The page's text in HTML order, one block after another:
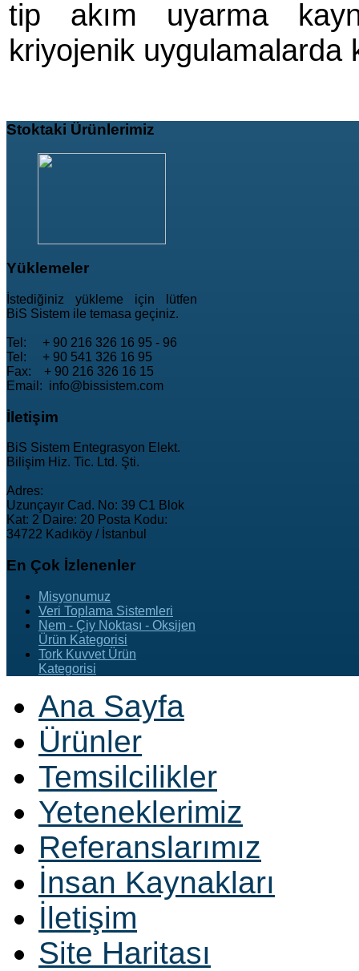
tip akım uyarma
kriyojenik uygulamalarda
Stoktaki Ürünlerimiz
Yüklemeler
İstediğiniz yükleme için lütfen
BiS Sistem ile temasa geçiniz.
Tel: + 90 216 326 16 95 - 96
Tel: + 90 541 326 16 95
Fax: + 90 216 326 16 15
Email: info@bissistem.com
İletişim
BiS Sistem Entegrasyon Elekt.
Bilişim Hiz. Tic. Ltd. Şti.
Adres:
Uzunçayır Cad. No: 39 C1 Blok
Kat: 2 Daire: 20 Posta Kodu:
34722 Kadıköy / İstanbul
En Çok İzlenenler
Misyonumuz
Veri Toplama Sistemleri
Nem - Çiy Noktası - Oksijen
Ürün Kategorisi
Tork Kuvvet Ürün
Kategorisi
Ana Sayfa
Ürünler
Temsilcilikler
Yeteneklerimiz
Referanslarımız
İnsan Kaynakları
İletişim
Site Haritası